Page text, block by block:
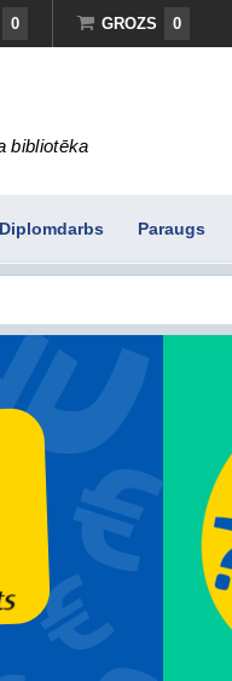
0 GROZS 0
bibliotēka
Diplomdarbs Paraugs